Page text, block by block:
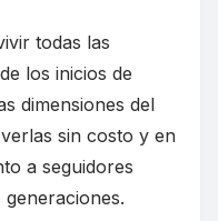
todas las
los inicios de
dimensiones del
sin costo y en
a seguidores